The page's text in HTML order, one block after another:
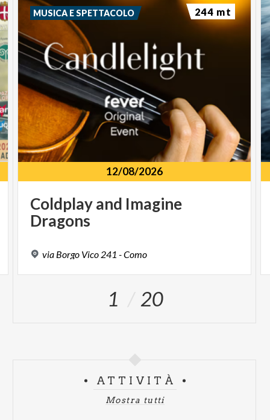
12/08/2026
Coldplayand Imagine
Dragons
via Borgo Vico 241 -Como
MUSICA E SPETTACOLO 244 mt
1 20
ATTIVITÀ
Mostra tutti